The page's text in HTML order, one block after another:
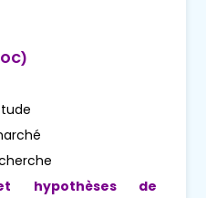
hypothèses de